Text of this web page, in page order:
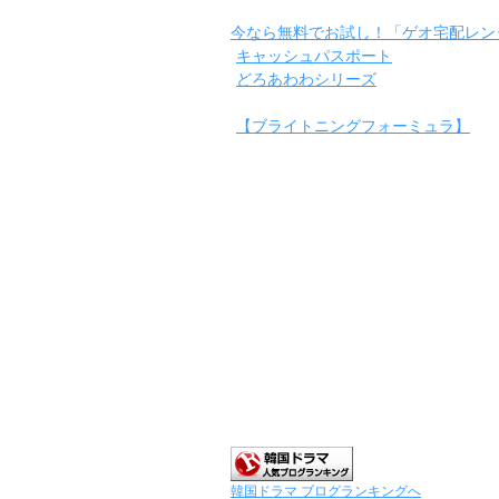
今なら無料でお試し！「ゲオ宅配レン
キャッシュパスポート
どろあわわシリーズ
【ブライトニングフォーミュラ】
韓国ドラマ ブログランキングへ